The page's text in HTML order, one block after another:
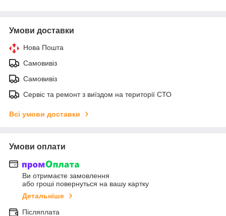
Умови доставки
Нова Пошта
Самовивіз
Самовивіз
Сервіс та ремонт з виїздом на території СТО
Всі умови доставки
Умови оплати
Ви отримаєте замовлення
або гроші повернуться на вашу картку
Детальніше
Післяплата